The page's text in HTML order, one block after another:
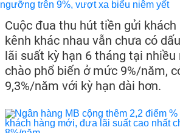
Cuộc đua thu hút tiền gửi
kênh khác nhau vẫn chưa có
lãi suất kỳ hạn 6 tháng tại
chào phổ biến ở mức 9%/năm,
9,3%/năm với kỳ hạn dài hơn.